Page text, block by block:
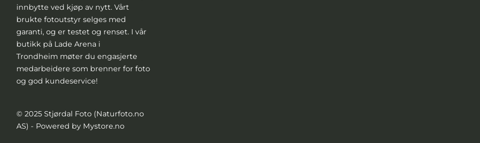
innbytte ved kjøp av nytt. Vårt
brukte fotoutstyr selges med
garanti, og er testet og renset. I vår
butikk på Lade Arena i
Trondheim møter du engasjerte
medarbeidere som brenner for foto
og god kundeservice!
© 2025 Stjørdal Foto (Naturfoto.no
AS) - Powered by Mystore.no